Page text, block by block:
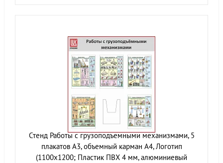
Стенд Работы с грузоподъемными механизмами, 5
плакатов А3, объемный карман А4, Логотип
(1100х1200; Пластик ПВХ 4 мм, алюминиевый